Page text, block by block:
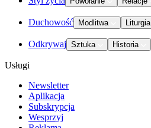
Duchowość Modlitwa Liturgia
Odkrywaj Sztuka Historia
Usługi
Newsletter
Aplikacja
Subskrypcja
Wesprzyj